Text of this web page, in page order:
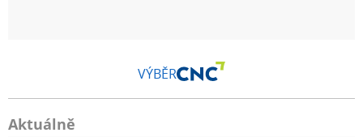
VÝBĚR
Aktuálně